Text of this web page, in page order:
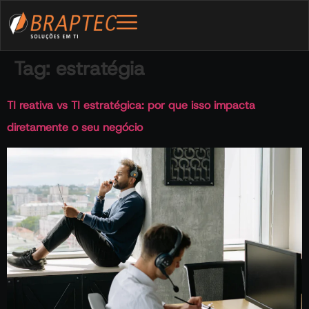
Tag: estratégia
TI reativa vs TI estratégica: por que isso impacta
diretamente o seu negócio